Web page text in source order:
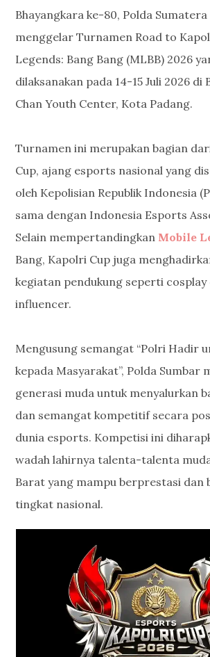
Bhayangkara ke-80, Polda
menggelar Turnamen Road to
Legends: Bang Bang (MLBB) 2026
dilaksanakan pada 14-15 Juli 2026 di
Chan Youth Center, Kota Padang.
Turnamen ini merupakan bagian
Cup, ajang esports nasional yang
oleh Kepolisian Republik Indonesia
sama dengan Indonesia Esports
Selain mempertandingkan Mobile
Bang, Kapolri Cup juga
kegiatan pendukung seperti cosplay
influencer.
Mengusung semangat “Polri Hadir
kepada Masyarakat”, Polda Sumbar
generasi muda untuk menyalurkan
dan semangat kompetitif secara
dunia esports. Kompetisi ini
wadah lahirnya talenta-talenta
Barat yang mampu berprestasi dan
tingkat nasional.